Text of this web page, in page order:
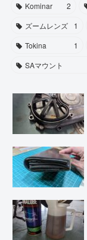
Kominar
2
ズームレンズ
1
Tokina
1
SAマウント